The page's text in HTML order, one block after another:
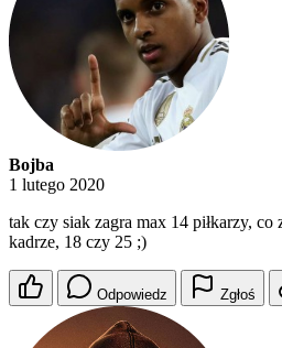
Bojba
1 lutego 2020
tak czy siak zagra max 14 piłkarzy,
kadrze, 18 czy 25 ;)
Odpowiedz Zgłoś